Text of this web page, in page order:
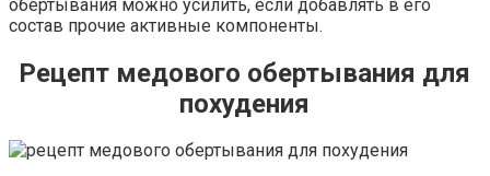
обёртывания можно усилить, если добавлять в его
состав прочие активные компоненты.
Рецепт медового обертывания для
похудения